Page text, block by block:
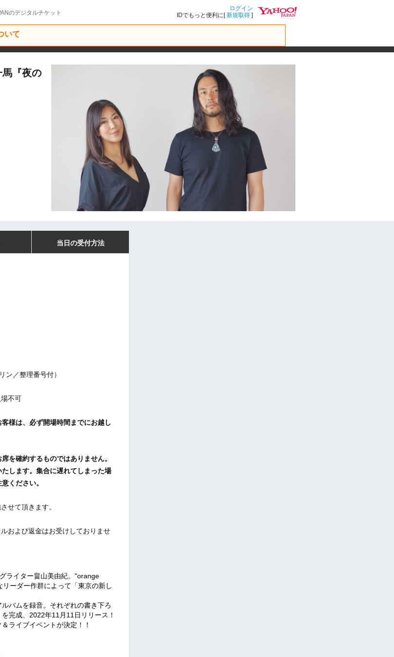
のデジタルチケット
ログイン
IDでもっと便利に[新規取得 ]
いて
馬『夜の
当日の受付方法
ン／整理番号付）
不可
様は、必ず開場時間までにお越し
を確約するものではありません。
します。集合に遅れてしまった場
ください。
せて頂きます。
および返金はお受けしておりませ
ライター畠山美由紀。"orange
ーダー作群によって「東京の新し
バムを録音。それぞれの書き下ろ
完成、2022年11月11日リリース！
ライブイベントが決定！！